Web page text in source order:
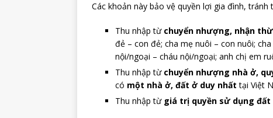
Các khoản này bảo vệ quyền lợi gia đình,
Thu nhập từ chuyển nhượng, nhận
đẻ – con đẻ; cha mẹ nuôi – con nuôi;
nội/ngoại – cháu nội/ngoại; anh chị em
Thu nhập từ chuyển nhượng nhà ở,
có một nhà ở, đất ở duy nhất tại Việt
Thu nhập từ giá trị quyền sử dụng đất